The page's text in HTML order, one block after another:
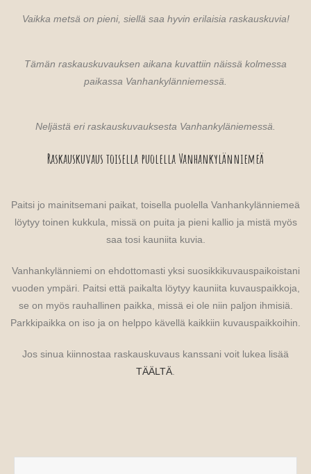
Vaikka metsä on pieni, siellä saa hyvin erilaisia raskauskuvia!
Tämän raskauskuvauksen aikana kuvattiin näissä kolmessa
paikassa Vanhankylänniemessä.
Neljästä eri raskauskuvauksesta Vanhankyläniemessä.
Raskauskuvaus toisella puolella Vanhankylänniemeä
Paitsi jo mainitsemani paikat, toisella puolella Vanhankylänniemeä
löytyy toinen kukkula, missä on puita ja pieni kallio ja mistä myös
saa tosi kauniita kuvia.
Vanhankylänniemi on ehdottomasti yksi suosikkikuvauspaikoistani
vuoden ympäri. Paitsi että paikalta löytyy kauniita kuvauspaikkoja,
se on myös rauhallinen paikka, missä ei ole niin paljon ihmisiä.
Parkkipaikka on iso ja on helppo kävellä kaikkiin kuvauspaikkoihin.
Jos sinua kiinnostaa raskauskuvaus kanssani voit lukea lisää
TÄÄLTÄ